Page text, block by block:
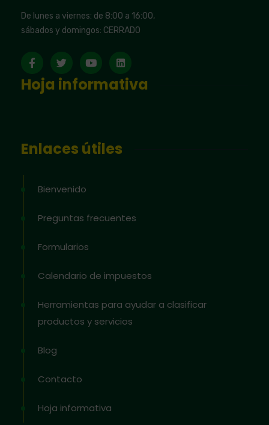
De lunes a viernes: de 8:00 a 16:00,
sábados y domingos: CERRADO
Hoja informativa
Enlaces útiles
Bienvenido
Preguntas frecuentes
Formularios
Calendario de impuestos
Herramientas para ayudar a clasificar
productos y servicios
Blog
Contacto
Hoja informativa